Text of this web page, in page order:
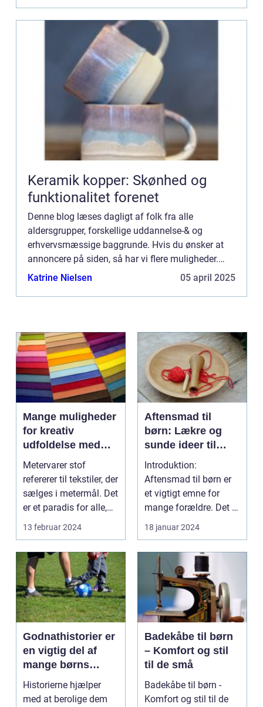
Keramik kopper: Skønhed og
funktionalitet forenet
Denne blog læses dagligt af folk fra alle
aldersgrupper, forskellige uddannelse-& og
erhvervsmæssige baggrunde. Hvis du ønsker at
annoncere på siden, så har vi flere muligheder.
Bannerannoncering er blot én af mulighederne. Vil
Katrine Nielsen 05 april 2025
Mange muligheder
for kreativ
udfoldelse med
metervarer stof
Metervarer stof
refererer til tekstiler, der
sælges i metermål. Det
er et paradis for alle,
som elsk...
13 februar 2024
Aftensmad til
børn: Lækre og
sunde ideer til
glade børn
Introduktion:
Aftensmad til børn er
et vigtigt emne for
mange forældre. Det er
i denne tidlige fase ...
18 januar 2024
Godnathistorier er
en vigtig del af
mange børns
nattlige rutine
Historierne hjælper
med at berolige dem
Badekåbe til børn
– Komfort og stil
til de små
Badekåbe til børn -
Komfort og stil til de